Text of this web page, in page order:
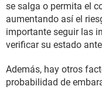
se salga o permita el
aumentando así el
importante seguir las
verificar su estado
Además, hay otros
probabilidad de